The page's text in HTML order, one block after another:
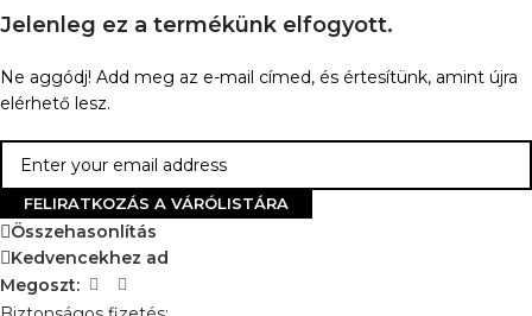
Jelenleg ez a termékünk elfogyott.
Ne aggódj! Add meg az e-mail címed, és értesítünk, amint újra
elérhető lesz.
FELIRATKOZÁS A VÁRÓLISTÁRA
Összehasonlítás
Kedvencekhez ad
Megoszt: